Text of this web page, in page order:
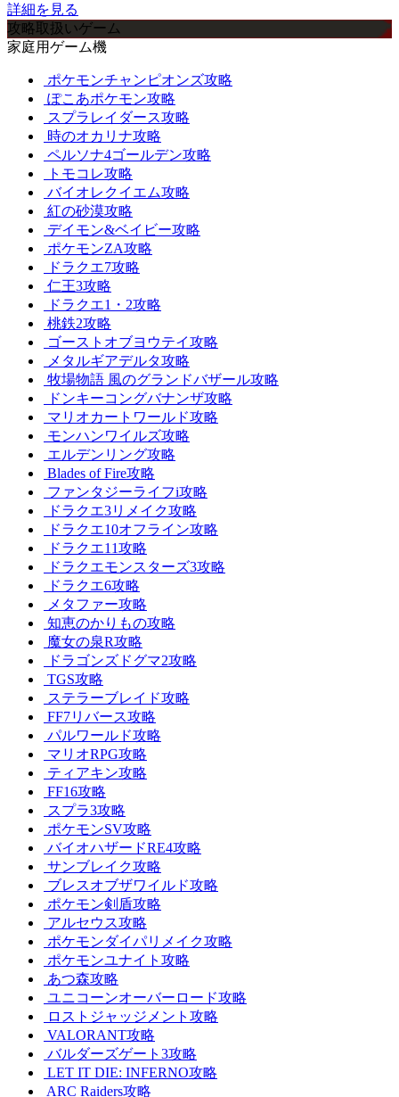
詳細を見る
攻略取扱いゲーム
家庭用ゲーム機
ポケモンチャンピオンズ攻略
ぽこあポケモン攻略
スプラレイダース攻略
時のオカリナ攻略
ペルソナ4ゴールデン攻略
トモコレ攻略
バイオレクイエム攻略
紅の砂漠攻略
デイモン&ベイビー攻略
ポケモンZA攻略
ドラクエ7攻略
仁王3攻略
ドラクエ1・2攻略
桃鉄2攻略
ゴーストオブヨウテイ攻略
メタルギアデルタ攻略
牧場物語 風のグランドバザール攻略
ドンキーコングバナンザ攻略
マリオカートワールド攻略
モンハンワイルズ攻略
エルデンリング攻略
Blades of Fire攻略
ファンタジーライフi攻略
ドラクエ3リメイク攻略
ドラクエ10オフライン攻略
ドラクエ11攻略
ドラクエモンスターズ3攻略
ドラクエ6攻略
メタファー攻略
知恵のかりもの攻略
魔女の泉R攻略
ドラゴンズドグマ2攻略
TGS攻略
ステラーブレイド攻略
FF7リバース攻略
パルワールド攻略
マリオRPG攻略
ティアキン攻略
FF16攻略
スプラ3攻略
ポケモンSV攻略
バイオハザードRE4攻略
サンブレイク攻略
ブレスオブザワイルド攻略
ポケモン剣盾攻略
アルセウス攻略
ポケモンダイパリメイク攻略
ポケモンユナイト攻略
あつ森攻略
ユニコーンオーバーロード攻略
ロストジャッジメント攻略
VALORANT攻略
バルダーズゲート3攻略
LET IT DIE: INFERNO攻略
ARC Raiders攻略